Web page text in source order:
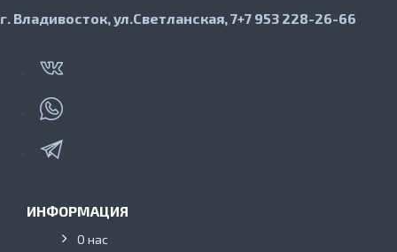
г. Владивосток, ул.Светланская, 7+7 953 228-26-66
ИНФОРМАЦИЯ
О нас